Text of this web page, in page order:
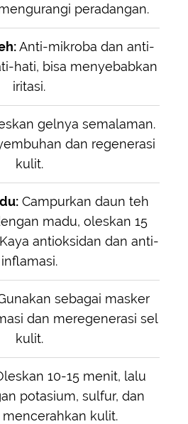
peradangan.
Anti-mikroba dan anti-
hati, bisa menyebabkan
iritasi.
gelnya semalaman.
dan regenerasi
kulit.
Campurkan daun teh
madu, oleskan 15
antioksidan dan anti-
inflamasi.
sebagai masker
dan meregenerasi sel
kulit.
10-15 menit, lalu
potasium, sulfur, dan
kulit.